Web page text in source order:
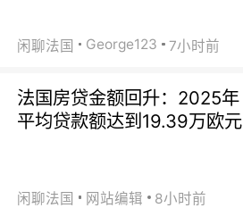
闲聊法国 George123 7小时前
法国房贷金额回升：2025年
平均贷款额达到19.39万欧元
闲聊法国 网站编辑 8小时前